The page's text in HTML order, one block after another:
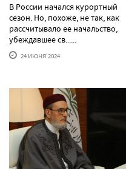
В России начался курортный
сезон. Но, похоже, не так, как
рассчитывало ее начальство,
убеждавшее св......
24 ИЮНЯ'2024